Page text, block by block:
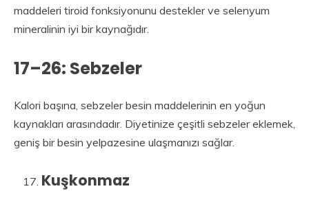
maddeleri tiroid fonksiyonunu destekler ve selenyum
mineralinin iyi bir kaynağıdır.
17–26: Sebzeler
Kalori başına, sebzeler besin maddelerinin en yoğun
kaynakları arasındadır. Diyetinize çeşitli sebzeler eklemek,
geniş bir besin yelpazesine ulaşmanızı sağlar.
Kuşkonmaz